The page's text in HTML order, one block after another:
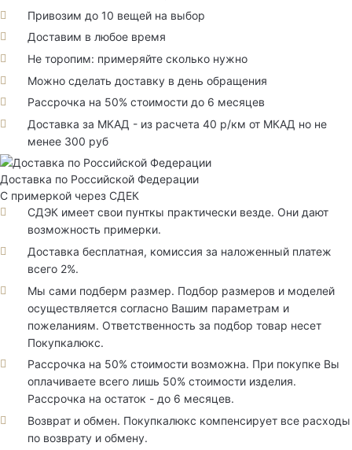
Привозим до 10 вещей на выбор
Доставим в любое время
Не торопим: примеряйте сколько нужно
Можно сделать доставку в день обращения
Рассрочка на 50% стоимости до 6 месяцев
Доставка за МКАД - из расчета 40 р/км от МКАД но не
менее 300 руб
Доставка по Российской Федерации
С примеркой через СДЕК
СДЭК имеет свои пунткы практически везде. Они дают
возможность примерки.
Доставка бесплатная, комиссия за наложенный платеж
всего 2%.
Мы сами подберм размер. Подбор размеров и моделей
осуществляется согласно Вашим параметрам и
пожеланиям. Ответственность за подбор товар несет
Покупкалюкс.
Рассрочка на 50% стоимости возможна. При покупке Вы
оплачиваете всего лишь 50% стоимости изделия.
Рассрочка на остаток - до 6 месяцев.
Возврат и обмен. Покупкалюкс компенсирует все расходы
по возврату и обмену.